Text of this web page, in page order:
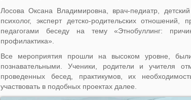
Лосова Оксана Владимировна, врач-педиатр, детский
психолог, эксперт детско-родительских
педагогами беседу на тему «Этнобуллинг:
профилактика».
Все мероприятия прошли на высоком уровне,
познавательными. Ученики, родители и учителя
проведенных бесед, практикумов, их
участвовать в подобных проектах далее.